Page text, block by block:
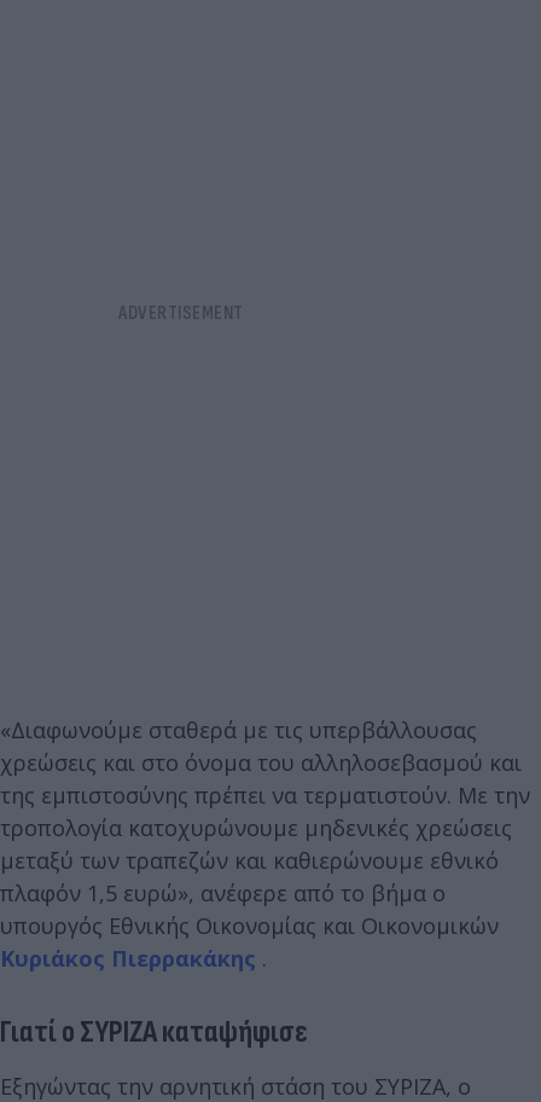
«Διαφωνούμε σταθερά με τις υπερβάλλουσας
χρεώσεις και στο όνομα του αλληλοσεβασμού και
της εμπιστοσύνης πρέπει να τερματιστούν. Με την
τροπολογία κατοχυρώνουμε μηδενικές χρεώσεις
μεταξύ των τραπεζών και καθιερώνουμε εθνικό
πλαφόν 1,5 ευρώ», ανέφερε από το βήμα ο
υπουργός Εθνικής Οικονομίας και Οικονομικών
Κυριάκος Πιερρακάκης .
Γιατί ο ΣΥΡΙΖΑ καταψήφισε
Εξηγώντας την αρνητική στάση του ΣΥΡΙΖΑ, ο